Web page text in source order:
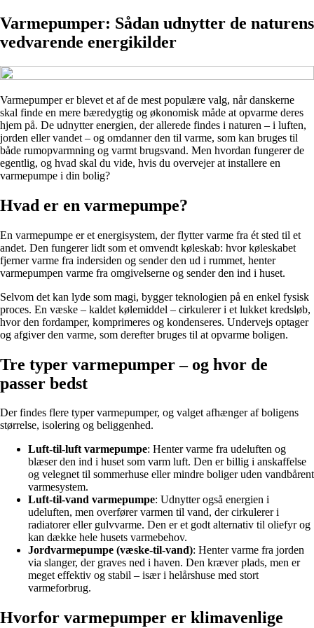
Varmepumper: Sådan udnytter de naturens
vedvarende energikilder
Varmepumper er blevet et af de mest populære valg, når danskerne
skal finde en mere bæredygtig og økonomisk måde at opvarme deres
hjem på. De udnytter energien, der allerede findes i naturen – i luften,
jorden eller vandet – og omdanner den til varme, som kan bruges til
både rumopvarmning og varmt brugsvand. Men hvordan fungerer de
egentlig, og hvad skal du vide, hvis du overvejer at installere en
varmepumpe i din bolig?
Hvad er en varmepumpe?
En varmepumpe er et energisystem, der flytter varme fra ét sted til et
andet. Den fungerer lidt som et omvendt køleskab: hvor køleskabet
fjerner varme fra indersiden og sender den ud i rummet, henter
varmepumpen varme fra omgivelserne og sender den ind i huset.
Selvom det kan lyde som magi, bygger teknologien på en enkel fysisk
proces. En væske – kaldet kølemiddel – cirkulerer i et lukket kredsløb,
hvor den fordamper, komprimeres og kondenseres. Undervejs optager
og afgiver den varme, som derefter bruges til at opvarme boligen.
Tre typer varmepumper – og hvor de
passer bedst
Der findes flere typer varmepumper, og valget afhænger af boligens
størrelse, isolering og beliggenhed.
Luft-til-luft varmepumpe: Henter varme fra udeluften og
blæser den ind i huset som varm luft. Den er billig i anskaffelse
og velegnet til sommerhuse eller mindre boliger uden vandbårent
varmesystem.
Luft-til-vand varmepumpe: Udnytter også energien i
udeluften, men overfører varmen til vand, der cirkulerer i
radiatorer eller gulvvarme. Den er et godt alternativ til oliefyr og
kan dække hele husets varmebehov.
Jordvarmepumpe (væske-til-vand): Henter varme fra jorden
via slanger, der graves ned i haven. Den kræver plads, men er
meget effektiv og stabil – især i helårshuse med stort
varmeforbrug.
Hvorfor varmepumper er klimavenlige